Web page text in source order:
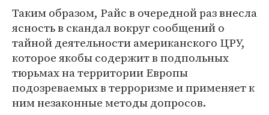
Таким образом, Райс в очередной раз внесла
ясность в скандал вокруг сообщений о
тайной деятельности американского ЦРУ,
которое якобы содержит в подпольных
тюрьмах на территории Европы
подозреваемых в терроризме и применяет к
ним незаконные методы допросов.